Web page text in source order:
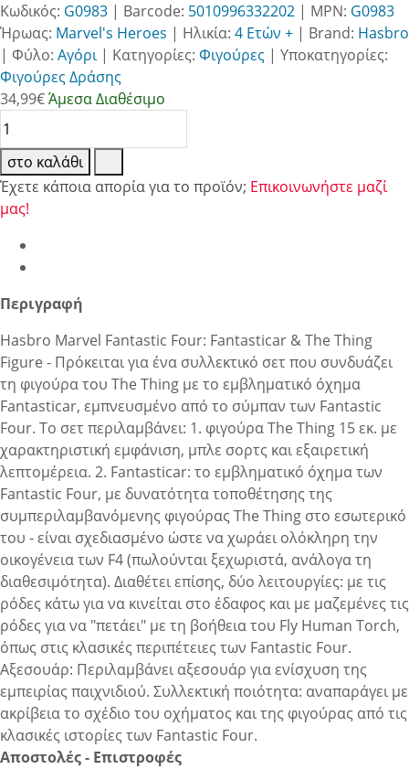
Κωδικός: G0983 | Barcode: 5010996332202 | MPN: G0983
Ήρωας: Marvel's Heroes | Ηλικία: 4 Ετών + | Brand: Hasbro
| Φύλο: Αγόρι| Κατηγορίες: Φιγούρες | Υποκατηγορίες:
Φιγούρες Δράσης
34,99€Άμεσα Διαθέσιμο
στο καλάθι
Έχετε κάποια απορία για το προϊόν; Επικοινωνήστε μαζί
μας!
Περιγραφή
Hasbro Marvel Fantastic Four: Fantasticar & The Thing
Figure - Πρόκειται για ένα συλλεκτικό σετ που συνδυάζει
τη φιγούρα του The Thing με το εμβληματικό όχημα
Fantasticar, εμπνευσμένο από το σύμπαν των Fantastic
Four. Το σετ περιλαμβάνει: 1. φιγούρα The Thing 15 εκ. με
χαρακτηριστική εμφάνιση, μπλε σορτς και εξαιρετική
λεπτομέρεια. 2. Fantasticar: το εμβληματικό όχημα των
Fantastic Four, με δυνατότητα τοποθέτησης της
συμπεριλαμβανόμενης φιγούρας The Thing στο εσωτερικό
του - είναι σχεδιασμένο ώστε να χωράει ολόκληρη την
οικογένεια των F4 (πωλούνται ξεχωριστά, ανάλογα τη
διαθεσιμότητα). Διαθέτει επίσης, δύο λειτουργίες: με τις
ρόδες κάτω για να κινείται στο έδαφος και με μαζεμένες τις
ρόδες για να "πετάει" με τη βοήθεια του Fly Human Torch,
όπως στις κλασικές περιπέτειες των Fantastic Four.
Αξεσουάρ: Περιλαμβάνει αξεσουάρ για ενίσχυση της
εμπειρίας παιχνιδιού. Συλλεκτική ποιότητα: αναπαράγει με
ακρίβεια το σχέδιο του οχήματος και της φιγούρας από τις
κλασικές ιστορίες των Fantastic Four.
Αποστολές - Επιστροφές